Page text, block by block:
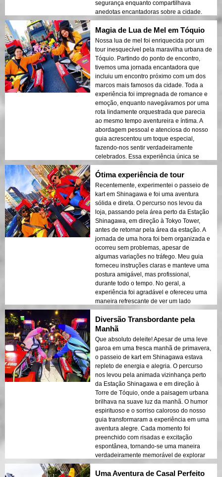
segurança enquanto compartilhava
anedotas encantadoras sobre a cidade.
Esta experiência é uma que sempre vou
valorizar e recomendar a famílias que
buscam tempo de qualidade juntas.
Magia de Lua de Mel em Tóquio
Nossa lua de mel foi enriquecida por um
tour inesquecível pela maravilha urbana de
Tóquio. Partindo do ponto de encontro,
tivemos uma jornada encantadora que
incluiu um encontro próximo com um dos
marcos mais famosos da cidade. Toda a
experiência foi impregnada de romance e
emoção, enquanto navegávamos por uma
rota lindamente orquestrada que parecia
ao mesmo tempo aventureira e íntima. A
abordagem pessoal e atenciosa do nosso
guia acrescentou um toque especial,
fazendo-nos sentir verdadeiramente
celebrados. Essa experiência única se
tornou uma das memórias mais preciosas
da nossa lua de mel.
Ótima experiência de tour
Recentemente, experimentei o passeio de
kart em Shinagawa e foi uma aventura
sólida e direta. O percurso nos levou da
loja, passando pela área perto da Estação
Shinagawa, em direção à Tokyo Tower,
antes de retornar pela área da estação. A
jornada de uma hora foi bem organizada e
ocorreu sem problemas, apesar de
algumas variações no tráfego. Meu guia
forneceu instruções claras e manteve uma
postura amigável, mas profissional,
durante todo o tempo. No geral, a
experiência foi agradável e ofereceu uma
maneira refrescante de ver um lado
diferente de Tóquio. É um passeio
confiável e divertido para quem procura
explorar a cidade de uma forma única.
Diversão Transbordante pela
Manhã
Que absoluto deleite! Apesar de uma leve
garoa em uma fresca manhã de primavera,
o passeio de kart em Shinagawa estava
repleto de energia e alegria. O percurso
nos levou pela animada vizinhança perto
da Estação Shinagawa e em direção à
Torre de Tóquio, onde a paisagem urbana
brilhava na suave luz da manhã. O humor
espirituoso e o sorriso caloroso do nosso
guia transformaram a experiência em uma
aventura alegre. Cada momento foi
preenchido com risadas e excitação
espontânea, tornando-se uma maneira
verdadeiramente memorável de explorar
Tóquio de uma forma nova e revigorante.
Uma Aventura de Casal Perfeito